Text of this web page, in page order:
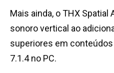
Mais ainda, o THX Spatial
sonoro vertical ao
superiores em
7.1.4 no PC.